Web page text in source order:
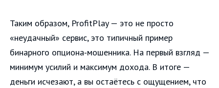
Таким образом, ProfitPlay — это не просто
«неудачный» сервис, это типичный пример
бинарного опциона‑мошенника. На первый взгляд —
минимум усилий и максимум дохода. В итоге —
деньги исчезают, а вы остаётесь с ощущением, что